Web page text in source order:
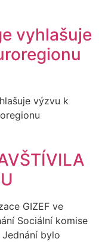
vyhlašuje
výzvu k
GIZEF ve
Sociální komise
bylo